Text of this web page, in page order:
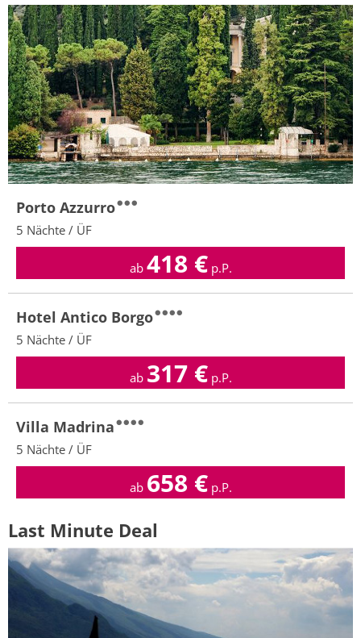
Porto Azzurro
5 Nächte / ÜF
ab 418 € p.P.
Hotel Antico Borgo
5 Nächte / ÜF
ab 317€ p.P.
Villa Madrina
5 Nächte / ÜF
ab 658 € p.P.
Last Minute Deal